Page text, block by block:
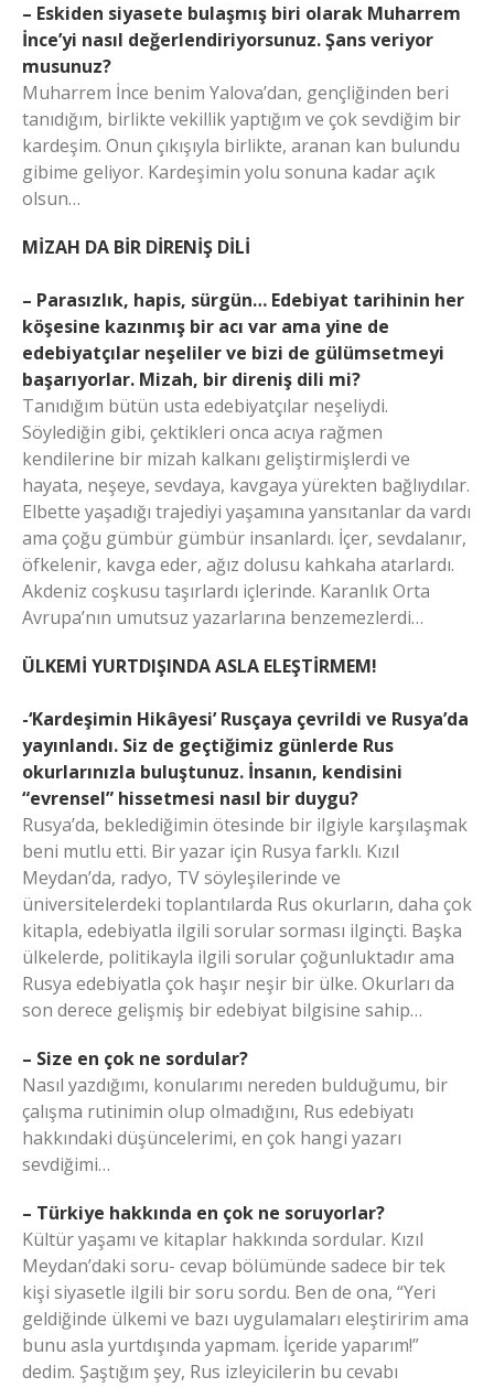
– Eskiden siyasete bulaşmış biri olarak Muharrem
İnce’yi nasıl değerlendiriyorsunuz. Şans veriyor
musunuz?
Muharrem İnce benim Yalova’dan, gençliğinden beri
tanıdığım, birlikte vekillik yaptığım ve çok sevdiğim bir
kardeşim. Onun çıkışıyla birlikte, aranan kan bulundu
gibime geliyor. Kardeşimin yolu sonuna kadar açık
olsun…
MİZAH DA BİR DİRENİŞ DİLİ
– Parasızlık, hapis, sürgün… Edebiyat tarihinin her
köşesine kazınmış bir acı var ama yine de
edebiyatçılar neşeliler ve bizi de gülümsetmeyi
başarıyorlar. Mizah, bir direniş dili mi?
Tanıdığım bütün usta edebiyatçılar neşeliydi.
Söylediğin gibi, çektikleri onca acıya rağmen
kendilerine bir mizah kalkanı geliştirmişlerdi ve
hayata, neşeye, sevdaya, kavgaya yürekten bağlıydılar.
Elbette yaşadığı trajediyi yaşamına yansıtanlar da vardı
ama çoğu gümbür gümbür insanlardı. İçer, sevdalanır,
öfkelenir, kavga eder, ağız dolusu kahkaha atarlardı.
Akdeniz coşkusu taşırlardı içlerinde. Karanlık Orta
Avrupa’nın umutsuz yazarlarına benzemezlerdi…
ÜLKEMİ YURTDIŞINDA ASLA ELEŞTİRMEM!
-‘Kardeşimin Hikâyesi’ Rusçaya çevrildi ve Rusya’da
yayınlandı. Siz de geçtiğimiz günlerde Rus
okurlarınızla buluştunuz. İnsanın, kendisini
“evrensel” hissetmesi nasıl bir duygu?
Rusya’da, beklediğimin ötesinde bir ilgiyle karşılaşmak
beni mutlu etti. Bir yazar için Rusya farklı. Kızıl
Meydan’da, radyo, TV söyleşilerinde ve
üniversitelerdeki toplantılarda Rus okurların, daha çok
kitapla, edebiyatla ilgili sorular sorması ilginçti. Başka
ülkelerde, politikayla ilgili sorular çoğunluktadır ama
Rusya edebiyatla çok haşır neşir bir ülke. Okurları da
son derece gelişmiş bir edebiyat bilgisine sahip…
– Size en çok ne sordular?
Nasıl yazdığımı, konularımı nereden bulduğumu, bir
çalışma rutinimin olup olmadığını, Rus edebiyatı
hakkındaki düşüncelerimi, en çok hangi yazarı
sevdiğimi…
– Türkiye hakkında en çok ne soruyorlar?
Kültür yaşamı ve kitaplar hakkında sordular. Kızıl
Meydan’daki soru- cevap bölümünde sadece bir tek
kişi siyasetle ilgili bir soru sordu. Ben de ona, “Yeri
geldiğinde ülkemi ve bazı uygulamaları eleştiririm ama
bunu asla yurtdışında yapmam. İçeride yaparım!”
dedim. Şaştığım şey, Rus izleyicilerin bu cevabı